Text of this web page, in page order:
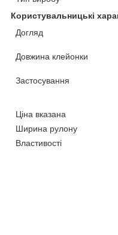
Користувальницькі
Догляд
Довжина клейонки
Застосування
Ціна вказана
Ширина рулону
Властивості